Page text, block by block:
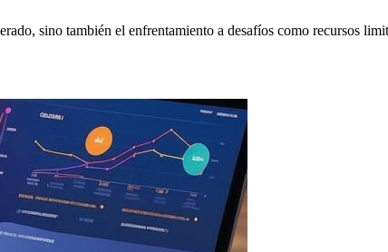
sino también el enfrentamiento a desafíos como recursos